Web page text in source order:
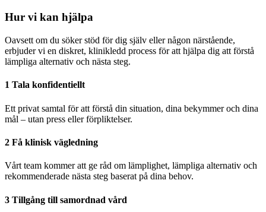
Hur vi kan hjälpa
Oavsett om du söker stöd för dig själv eller någon närstående,
erbjuder vi en diskret, klinikledd process för att hjälpa dig att förstå
lämpliga alternativ och nästa steg.
1 Tala konfidentiellt
Ett privat samtal för att förstå din situation, dina bekymmer och dina
mål – utan press eller förpliktelser.
2 Få klinisk vägledning
Vårt team kommer att ge råd om lämplighet, lämpliga alternativ och
rekommenderade nästa steg baserat på dina behov.
3 Tillgång till samordnad vård